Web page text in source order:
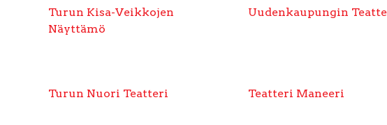
Turun Kisa-Veikkojen
Näyttämö
Uudenkaupungin
Turun Nuori Teatteri Teatteri Maneeri